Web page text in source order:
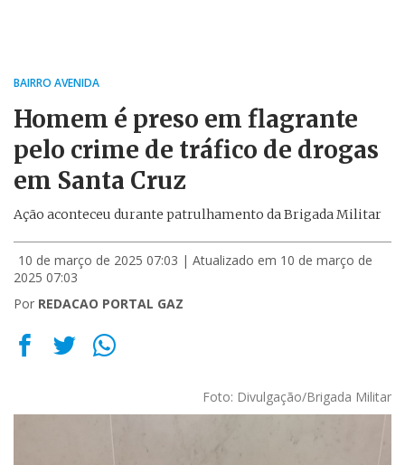
BAIRRO AVENIDA
Homem é preso em flagrante
pelo crime de tráfico de drogas
em Santa Cruz
Ação aconteceu durante patrulhamento da Brigada Militar
10 de março de 2025 07:03 | Atualizado em 10 de março de
2025 07:03
Por REDACAO PORTAL GAZ
Foto: Divulgação/Brigada Militar